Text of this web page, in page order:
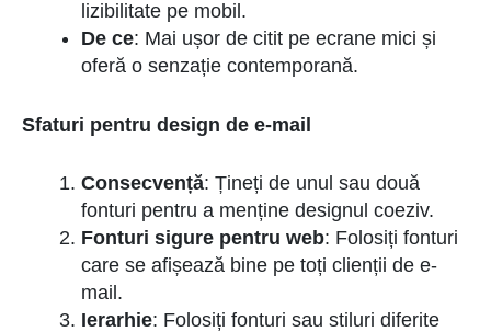
lizibilitate pe mobil.
De ce: Mai ușor de citit pe ecrane mici și
oferă o senzație contemporană.
Sfaturi pentru design de e-mail
Consecvență: Țineți de unul sau două
fonturi pentru a menține designul coeziv.
Fonturi sigure pentru web: Folosiți fonturi
care se afișează bine pe toți clienții de e-
mail.
Ierarhie: Folosiți fonturi sau stiluri diferite